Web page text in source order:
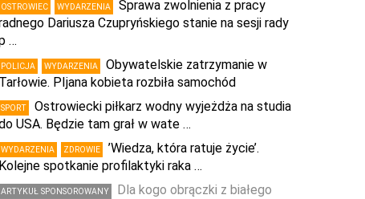
OSTROWIEC WYDARZENIA
Sprawa zwolnienia z pracy
Dariusza Czupryńskiego stanie na sesji rady
…
POLICJA WYDARZENIA
Obywatelskie zatrzymanie w
Tarłowie. PIjana kobieta rozbiła samochód
SPORT
Ostrowiecki piłkarz wodny wyjeżdża na studia
USA. Będzie tam grał w wate …
WYDARZENIA ZDROWIE
’Wiedza, która ratuje życie’.
Kolejne spotkanie profilaktyki raka …
ARTYKUŁ SPONSOROWANY
Dla kogo obrączki z białego